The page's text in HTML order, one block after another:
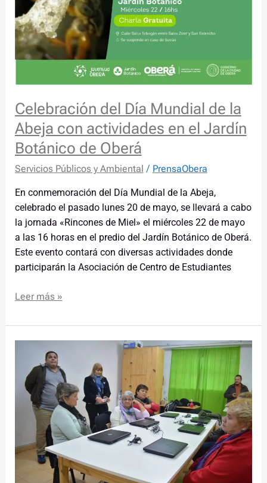
Celebración del Día Mundial de la
Abeja con actividades en el Jardín
Botánico de Oberá
Servicios Públicos y Ambiental / PrensaObera
En conmemoración del Día Mundial de la Abeja,
celebrado el pasado lunes 20 de mayo, se llevará a cabo
la jornada «Rincones de Miel» el miércoles 22 de mayo
a las 16 horas en el predio del Jardín Botánico de Oberá.
Este evento contará con diversas actividades donde
participarán la Asociación de Centro de Estudiantes
Jardín
Botánico
de
Oberá
Leer más »
Talleres
Robótica
para
adultos
mayores
en
Oberá